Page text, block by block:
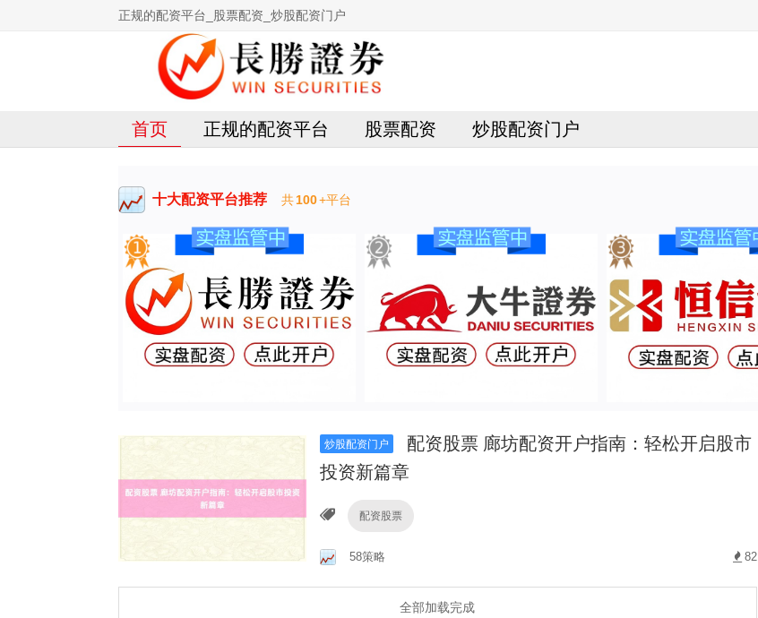
正规的配资平台_股票配资_炒股配资门户
首页 正规的配资平台 股票配资 炒股配资门户
十大配资平台推荐 共100+平台
炒股配资门户
配资股票 廊坊配资开户指南：轻松开启股市
投资新篇章
配资股票
58策略 82
全部加载完成